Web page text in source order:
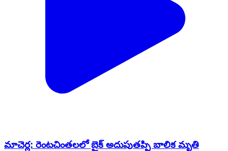
మాచెర్ల: రెంటచింతలలో బైక్ అదుపుతప్పి బాలిక మృతి